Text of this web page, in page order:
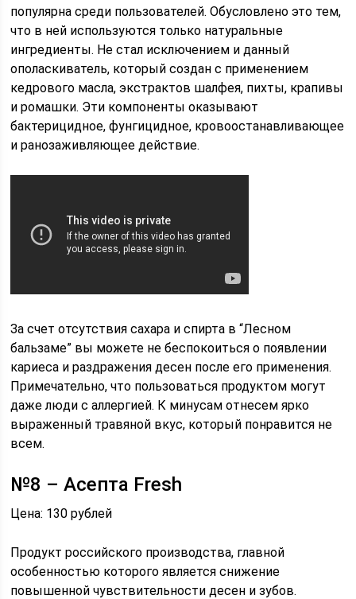
популярна среди пользователей. Обусловлено это тем,
что в ней используются только натуральные
ингредиенты. Не стал исключением и данный
ополаскиватель, который создан с применением
кедрового масла, экстрактов шалфея, пихты, крапивы
и ромашки. Эти компоненты оказывают
бактерицидное, фунгицидное, кровоостанавливающее
и ранозаживляющее действие.
За счет отсутствия сахара и спирта в “Лесном
бальзаме” вы можете не беспокоиться о появлении
кариеса и раздражения десен после его применения.
Примечательно, что пользоваться продуктом могут
даже люди с аллергией. К минусам отнесем ярко
выраженный травяной вкус, который понравится не
всем.
№8 – Асепта Fresh
Цена: 130 рублей
Продукт российского производства, главной
особенностью которого является снижение
повышенной чувствительности десен и зубов.